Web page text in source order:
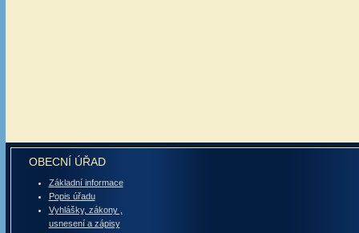
OBECNÍ ÚŘAD
Základní informace
Popis úřadu
Vyhlášky, zákony ,
usnesení a zápisy